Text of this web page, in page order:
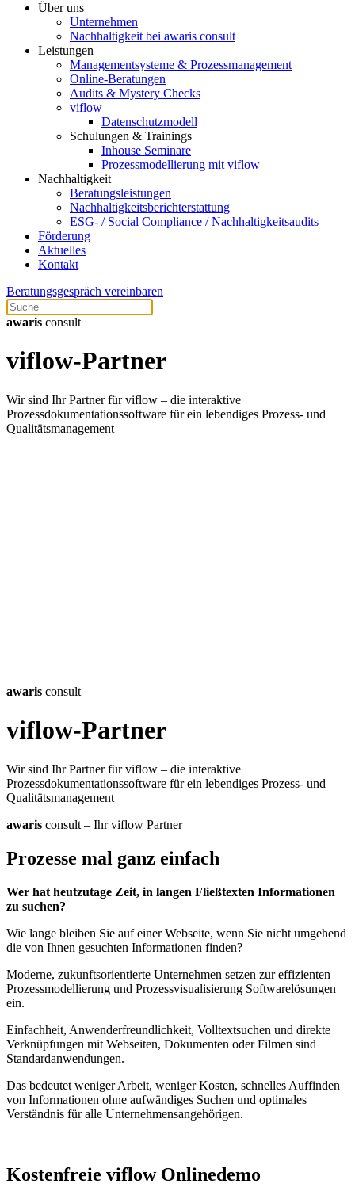
Über uns
Unternehmen
Nachhaltigkeit bei awaris consult
Leistungen
Management­systeme & Prozess­management
Online-Beratungen
Audits & Mystery Checks
viflow
Datenschutzmodell
Schulungen & Trainings
Inhouse Seminare
Prozessmodellierung mit viflow
Nachhaltigkeit
Beratungsleistungen
Nachhaltigkeitsberichterstattung
ESG- / Social Compliance / Nachhaltigkeitsaudits
Förderung
Aktuelles
Kontakt
Beratungsgespräch vereinbaren
awaris consult
viflow-Partner
Wir sind Ihr Partner für viflow – die interaktive
Prozessdokumentationssoftware für ein lebendiges Prozess- und
Qualitätsmanagement
awaris consult
viflow-Partner
Wir sind Ihr Partner für viflow – die interaktive
Prozessdokumentationssoftware für ein lebendiges Prozess- und
Qualitätsmanagement
awaris consult – Ihr viflow Partner
Prozesse mal ganz einfach
Wer hat heutzutage Zeit, in langen Fließtexten Informationen
zu suchen?
Wie lange bleiben Sie auf einer Webseite, wenn Sie nicht umgehend
die von Ihnen gesuchten Informationen finden?
Moderne, zukunftsorientierte Unternehmen setzen zur effizienten
Prozessmodellierung und Prozessvisualisierung Softwarelösungen
ein.
Einfachheit, Anwenderfreundlichkeit, Volltextsuchen und direkte
Verknüpfungen mit Webseiten, Dokumenten oder Filmen sind
Standardanwendungen.
Das bedeutet weniger Arbeit, weniger Kosten, schnelles Auffinden
von Informationen ohne aufwändiges Suchen und optimales
Verständnis für alle Unternehmensangehörigen.
Kostenfreie viflow Onlinedemo